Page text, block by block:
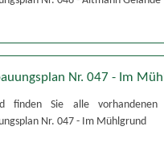
Nr. 047 - Im
finden Sie alle vorhandenen
Nr. 047 - Im Mühlgrund